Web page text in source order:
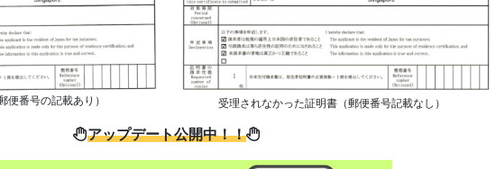
便番号の記載あり） 受理されなかった証明書（郵便番号記載なし）
アップデート公開中！！